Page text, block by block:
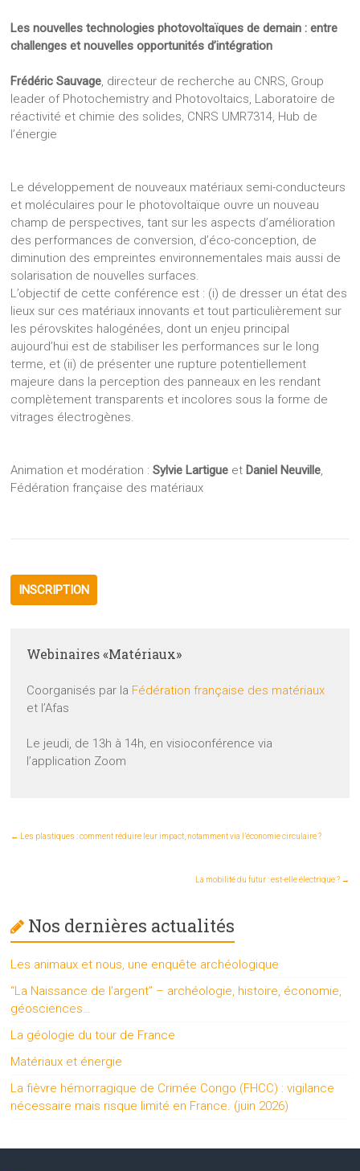
Les nouvelles technologies photovoltaïques de demain : entre
challenges et nouvelles opportunités d’intégration
Frédéric Sauvage, directeur de recherche au CNRS, Group
leader of Photochemistry and Photovoltaics, Laboratoire de
réactivité et chimie des solides, CNRS UMR7314, Hub de
l’énergie
Le développement de nouveaux matériaux semi-conducteurs
et moléculaires pour le photovoltaïque ouvre un nouveau
champ de perspectives, tant sur les aspects d’amélioration
des performances de conversion, d’éco-conception, de
diminution des empreintes environnementales mais aussi de
solarisation de nouvelles surfaces.
L’objectif de cette conférence est : (i) de dresser un état des
lieux sur ces matériaux innovants et tout particulièrement sur
les pérovskites halogénées, dont un enjeu principal
aujourd’hui est de stabiliser les performances sur le long
terme, et (ii) de présenter une rupture potentiellement
majeure dans la perception des panneaux en les rendant
complètement transparents et incolores sous la forme de
vitrages électrogènes.
Animation et modération :Sylvie Lartigue et Daniel Neuville,
Fédération française des matériaux
INSCRIPTION
Webinaires «Matériaux»
Coorganisés par la Fédération française des matériaux
et l’Afas
Le jeudi, de 13h à 14h, en visioconférence via
l’application Zoom
← Les plastiques : comment réduire leur impact, notamment via l’économie circulaire ?
La mobilité du futur : est-elle électrique ? →
Nos dernières actualités
Les animaux et nous, une enquête archéologique
“La Naissance de l’argent” – archéologie, histoire, économie,
géosciences…
La géologie du tour de France
Matériaux et énergie
La fièvre hémorragique de Crimée Congo (FHCC) : vigilance
nécessaire mais risque limité en France. (juin 2026)